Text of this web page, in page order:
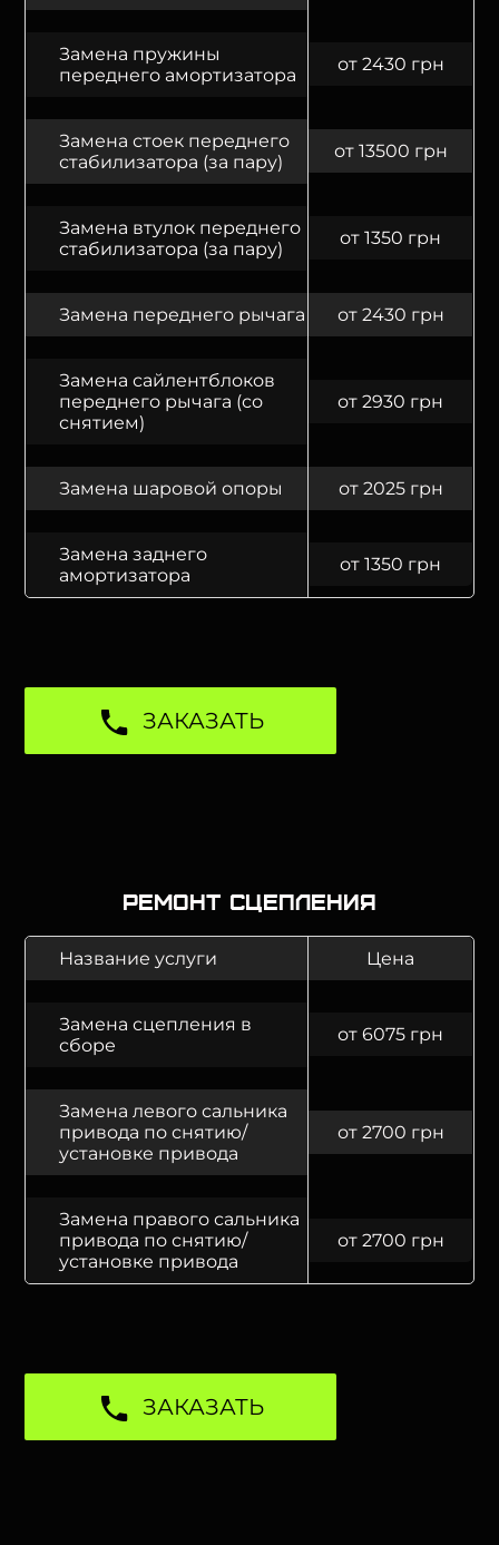
Замена пружины
переднего амортизатора
от 2430 грн
Замена стоек переднего
стабилизатора (за пару)
от 13500 грн
Замена втулок переднего
стабилизатора (за пару)
от 1350 грн
Замена переднего рычага от 2430 грн
Замена сайлентблоков
переднего рычага (со
снятием)
от 2930 грн
Замена шаровой опоры от 2025 грн
Замена заднего
амортизатора
от 1350 грн
ЗАКАЗАТЬ
Ремонт сцепления
Название услуги Цена
Замена сцепления в
сборе
от 6075 грн
Замена левого сальника
привода по снятию/
установке привода
от 2700 грн
Замена правого сальника
привода по снятию/
установке привода
от 2700 грн
ЗАКАЗАТЬ